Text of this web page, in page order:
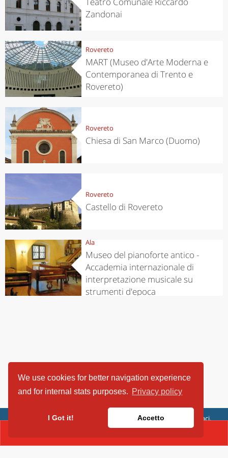
We use cookies for better navigation experience
and for internal stats purposes. Privacy policy
I Got it! Accetto
Zandonai
Rovereto
MART (Museo d'Arte Moderna e
Contemporanea di Trento e
Rovereto)
Rovereto
Chiesa di San Marco (Duomo)
Rovereto
Castello di Rovereto
Ala
Museo del pianoforte antico -
Accademia internazionale di
interpretazione musicale su
strumenti d'epoca
ViaggiArt - © 2013-2026 Altrama Italia SRL | Piazza Caduti di Capaci,
6/C - 87100 Cosenza, Italia - P.IVA 03321690780